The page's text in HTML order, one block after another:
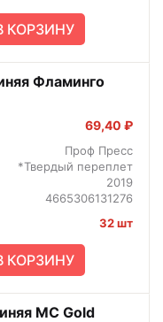
КОРЗИНУ
Фламинго
69,40 ₽
Проф Пресс
*Твердый переплет
2019
4665306131276
32 шт
КОРЗИНУ
MC Gold